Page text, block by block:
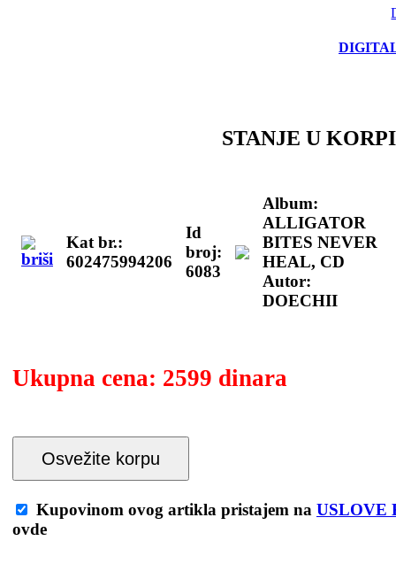
STANJE U KORPI
Kat br.:
602475994206
Id
broj:
6083
Album:
ALLIGATOR
BITES NEVER
HEAL, CD
Autor:
DOECHII
Ukupna cena: 2599 dinara
Osvežite korpu
Kupovinom ovog artikla pristajem na USLOVE
ovde